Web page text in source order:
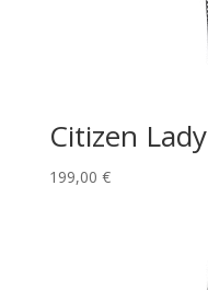
Citizen Lady
199,00 €